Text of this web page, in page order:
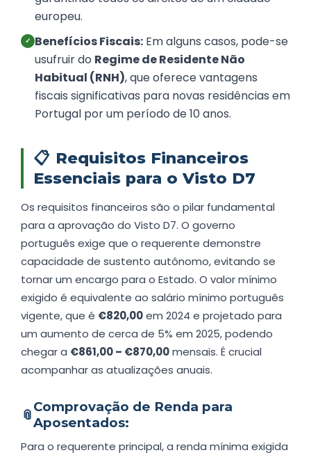
europeu.
✓ Benefícios Fiscais: Em alguns casos, pode-se
usufruir do Regime de Residente Não
Habitual (RNH), que oferece vantagens
fiscais significativas para novas residências em
Portugal por um período de 10 anos.
📋 Requisitos Financeiros
Essenciais para o Visto D7
Os requisitos financeiros são o pilar fundamental
para a aprovação do Visto D7. O governo
português exige que o requerente demonstre
capacidade de sustento autônomo, evitando se
tornar um encargo para o Estado. O valor mínimo
exigido é equivalente ao salário mínimo português
vigente, que é €820,00em 2024 e projetado para
um aumento de cerca de 5% em 2025, podendo
chegar a €861,00 – €870,00mensais. É crucial
acompanhar as atualizações anuais.
📎Comprovação de Renda para
Aposentados:
Para o requerente principal, a renda mínima exigida